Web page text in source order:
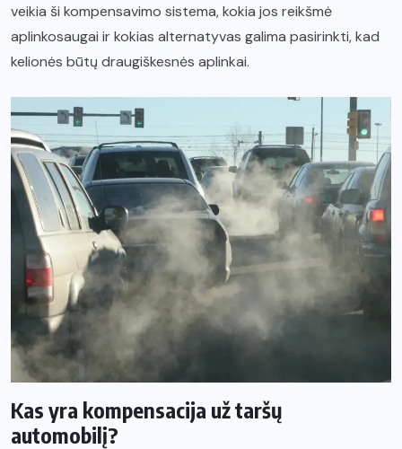
veikia ši kompensavimo sistema, kokia jos reikšmė
aplinkosaugai ir kokias alternatyvas galima pasirinkti, kad
kelionės būtų draugiškesnės aplinkai.
Kas yra kompensacija už taršų
automobilį?